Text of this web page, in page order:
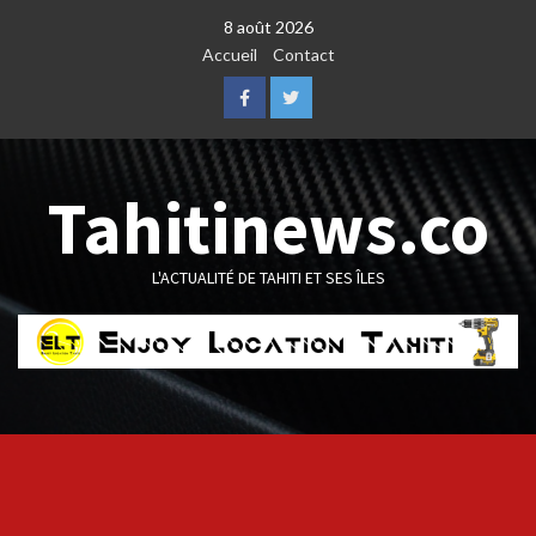
8 août 2026
Accueil
Contact
FacebookTwitter
Tahitinews.co
L'ACTUALITÉ DE TAHITI ET SES ÎLES